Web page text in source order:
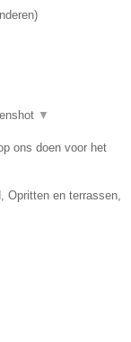
)
▼
ons doen voor het
Opritten en terrassen,